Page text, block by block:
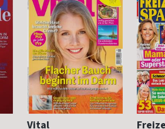
Vital